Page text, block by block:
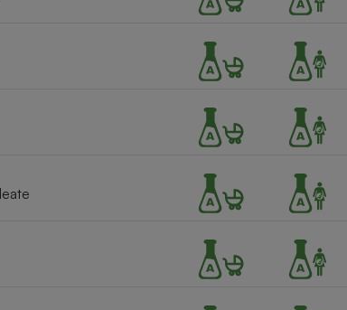
Appareil photo
numérique
Électricité - Gaz
Lessive